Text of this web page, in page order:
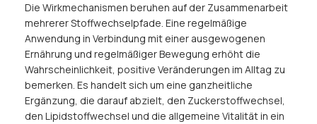
Die Wirkmechanismen beruhen auf der Zusammenarbeit
mehrerer Stoffwechselpfade. Eine regelmäßige
Anwendung in Verbindung mit einer ausgewogenen
Ernährung und regelmäßiger Bewegung erhöht die
Wahrscheinlichkeit, positive Veränderungen im Alltag zu
bemerken. Es handelt sich um eine ganzheitliche
Ergänzung, die darauf abzielt, den Zuckerstoffwechsel,
den Lipidstoffwechsel und die allgemeine Vitalität in ein